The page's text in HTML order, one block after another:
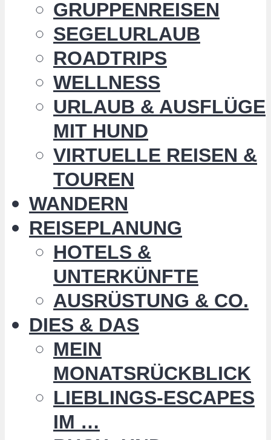
GRUPPENREISEN
SEGELURLAUB
ROADTRIPS
WELLNESS
URLAUB & AUSFLÜGE
MIT HUND
VIRTUELLE REISEN &
TOUREN
WANDERN
REISEPLANUNG
HOTELS &
UNTERKÜNFTE
AUSRÜSTUNG & CO.
DIES & DAS
MEIN
MONATSRÜCKBLICK
LIEBLINGS-ESCAPES
IM …